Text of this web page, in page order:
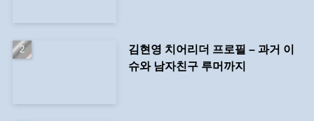
김현영 치어리더 프로필 – 과거 이
슈와 남자친구 루머까지